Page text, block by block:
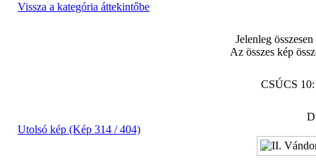
Vissza a kategória áttekintőbe
Jelenleg
Az összes kép
CSÚCS
Utolsó kép (Kép 314 / 404)